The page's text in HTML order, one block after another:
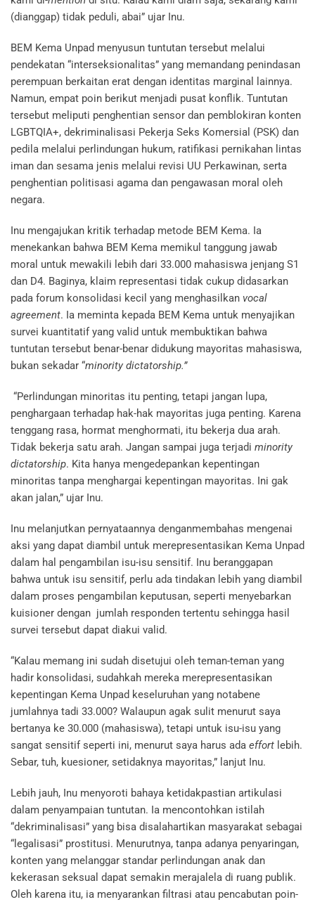
(dianggap) tidak peduli, abai” ujar Inu.
BEM Kema Unpad menyusun tuntutan tersebut melalui
pendekatan “interseksionalitas” yang memandang penindasan
perempuan berkaitan erat dengan identitas marginal lainnya.
Namun, empat poin berikut menjadi pusat konflik. Tuntutan
tersebut meliputi penghentian sensor dan pemblokiran konten
LGBTQIA+, dekriminalisasi Pekerja Seks Komersial (PSK) dan
pedila melalui perlindungan hukum, ratifikasi pernikahan lintas
iman dan sesama jenis melalui revisi UU Perkawinan, serta
penghentian politisasi agama dan pengawasan moral oleh
negara.
Inu mengajukan kritik terhadap metode BEM Kema. Ia
menekankan bahwa BEM Kema memikul tanggung jawab
moral untuk mewakili lebih dari 33.000 mahasiswa jenjang S1
dan D4. Baginya, klaim representasi tidak cukup didasarkan
pada forum konsolidasi kecil yang menghasilkan vocal
agreement. Ia meminta kepada BEM Kema untuk menyajikan
survei kuantitatif yang valid untuk membuktikan bahwa
tuntutan tersebut benar-benar didukung mayoritas mahasiswa,
bukan sekadar “minority dictatorship.”
“Perlindungan minoritas itu penting, tetapi jangan lupa,
penghargaan terhadap hak-hak mayoritas juga penting. Karena
tenggang rasa, hormat menghormati, itu bekerja dua arah.
Tidak bekerja satu arah. Jangan sampai juga terjadi minority
dictatorship. Kita hanya mengedepankan kepentingan
minoritas tanpa menghargai kepentingan mayoritas. Ini gak
akan jalan,” ujar Inu.
Inu melanjutkan pernyataannya denganmembahas mengenai
aksi yang dapat diambil untuk merepresentasikan Kema Unpad
dalam hal pengambilan isu-isu sensitif. Inu beranggapan
bahwa untuk isu sensitif, perlu ada tindakan lebih yang diambil
dalam proses pengambilan keputusan, seperti menyebarkan
kuisioner dengan jumlah responden tertentu sehingga hasil
survei tersebut dapat diakui valid.
“Kalau memang ini sudah disetujui oleh teman-teman yang
hadir konsolidasi, sudahkah mereka merepresentasikan
kepentingan Kema Unpad keseluruhan yang notabene
jumlahnya tadi 33.000? Walaupun agak sulit menurut saya
bertanya ke 30.000 (mahasiswa), tetapi untuk isu-isu yang
sangat sensitif seperti ini, menurut saya harus ada effort lebih.
Sebar, tuh, kuesioner, setidaknya mayoritas,” lanjut Inu.
Lebih jauh, Inu menyoroti bahaya ketidakpastian artikulasi
dalam penyampaian tuntutan. Ia mencontohkan istilah
“dekriminalisasi” yang bisa disalahartikan masyarakat sebagai
“legalisasi” prostitusi. Menurutnya, tanpa adanya penyaringan,
konten yang melanggar standar perlindungan anak dan
kekerasan seksual dapat semakin merajalela di ruang publik.
Oleh karena itu, ia menyarankan filtrasi atau pencabutan poin-